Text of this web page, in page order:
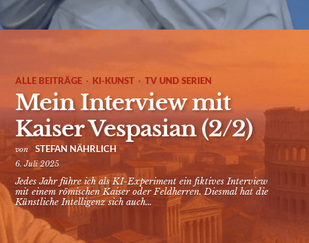
ALLE BEITRÄGE · KI-KUNST · TV UND SERIEN
Mein Interview mit
Kaiser Vespasian (2/2)
von STEFAN NÄHRLICH
6. Juli 2025
Jedes Jahr führe ich als KI-Experiment ein fiktives Interview
mit einem römischen Kaiser oder Feldherren. Diesmal hat die
Künstliche Intelligenz sich auch...